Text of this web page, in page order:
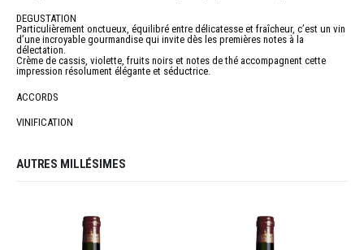
DEGUSTATION
Particulièrement onctueux, équilibré entre délicatesse et fraîcheur, c’est un vin
d’une incroyable gourmandise qui invite dès les premières notes à la
délectation.
Crème de cassis, violette, fruits noirs et notes de thé accompagnent cette
impression résolument élégante et séductrice.
ACCORDS
VINIFICATION
AUTRES MILLÉSIMES